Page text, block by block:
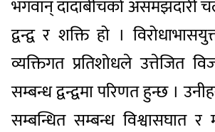
भगवान् दादाबीचको असमझदारी
द्वन्द्व र शक्ति हो ।
व्यक्तिगत प्रतिशोधले उत्तेजित
सम्बन्ध द्वन्द्वमा परिणत हुन्छ ।
सम्बन्धित सम्बन्ध विश्वासघात र